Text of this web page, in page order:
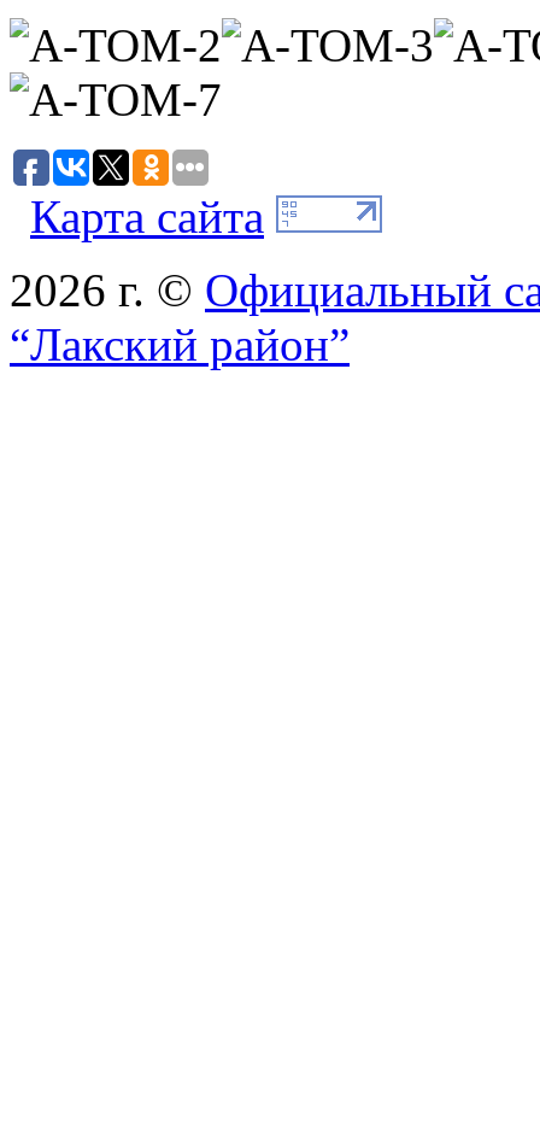
Карта сайта
2026 г. © Официальный
“Лакский район”